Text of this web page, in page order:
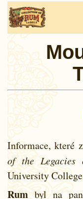
Informace, které
of the Legacies
University
Rum byl na